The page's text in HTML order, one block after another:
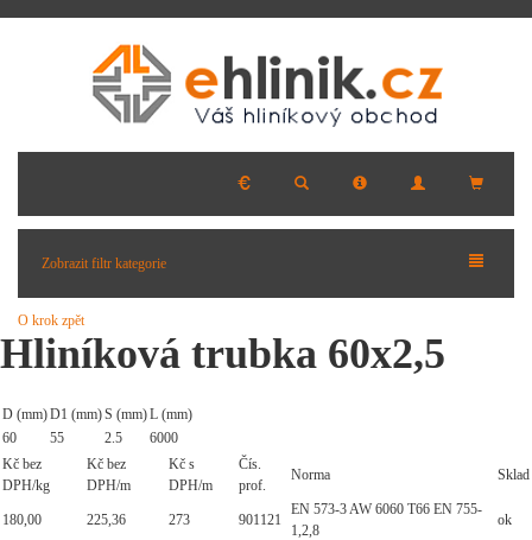
Zobrazit filtr kategorie
O krok zpět
Hliníková trubka 60x2,5
D (mm)D1 (mm)S (mm)L (mm)
60
55 2.5
6000
Kč bez
DPH/kg
Kč bez
DPH/m
Kč s
DPH/m
Čís.
prof.
Norma Sklad
180,00 225,36 273 901121
EN 573-3 AW 6060 T66 EN 755-
1,2,8
ok